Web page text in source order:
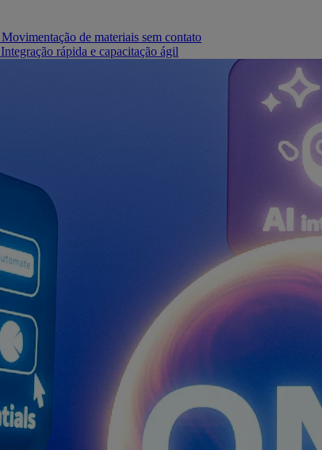
Movimentação de materiais sem contato
Integração rápida e capacitação ágil